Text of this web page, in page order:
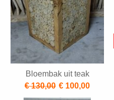
Bloembak uit teak
€ 130,00 € 100,00